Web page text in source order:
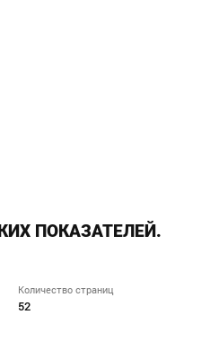
ПОКАЗАТЕЛЕЙ.
Количество страниц
52